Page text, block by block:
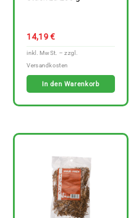
14,19€
In den Warenkorb